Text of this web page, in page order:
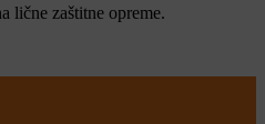
lične zaštitne opreme.